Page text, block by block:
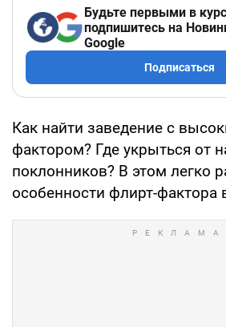
Будьте первыми в
подпишитесь на
Google
Подписаться
Как найти заведение с
фактором? Где укрыться от
поклонников? В этом легко
особенности флирт-фактора